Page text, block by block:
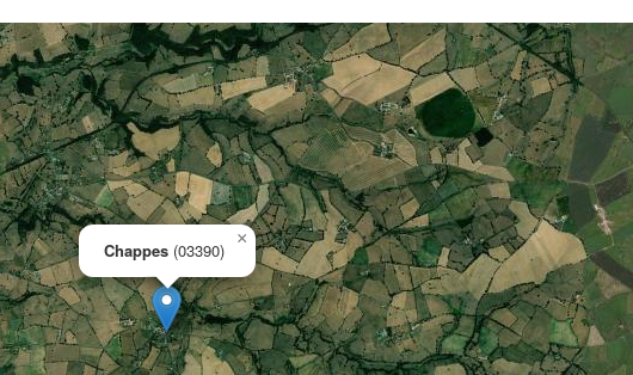
Chappes (03390)
×